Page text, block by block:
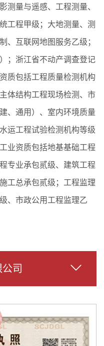
测量与遥感、工程测量、
工程甲级；大地测量、测
、互联网地图服务乙级；
；浙江省不动产调查登记
质包括工程质量检测机构
体结构工程现场检测、市
、通用）、室内环境质量
运工程试验检测机构等级
业资质包括地基基础工程
专业承包贰级、建筑工程
工总承包贰级；工程监理
、市政公用工程监理乙
司